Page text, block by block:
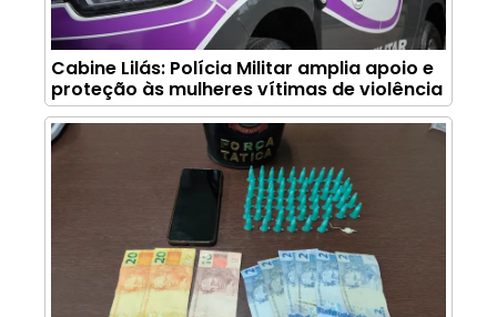
Cabine Lilás: Polícia Militar amplia apoio e
proteção às mulheres vítimas de violência